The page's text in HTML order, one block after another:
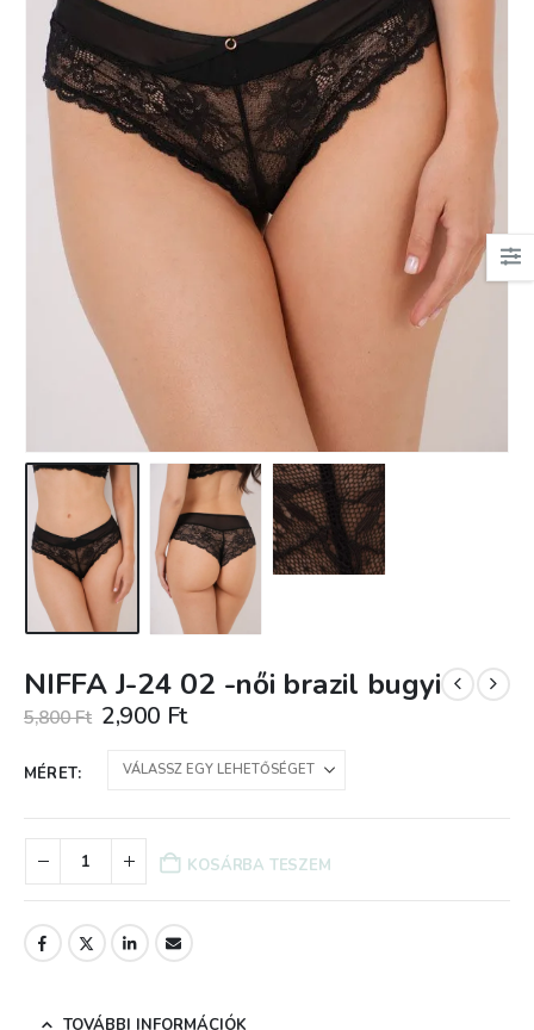
NIFFA J-24 02 -női brazil bugyi
5,800Ft Original
price
was:
5,800 Ft.
2,900 FtCurrent
is:
2,900 Ft.
MÉRET
KOSÁRBA TESZEM